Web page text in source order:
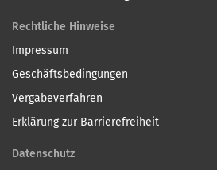
Rechtliche Hinweise
Impressum
Geschäftsbedingungen
Vergabeverfahren
Erklärung zur Barrierefreiheit
Datenschutz